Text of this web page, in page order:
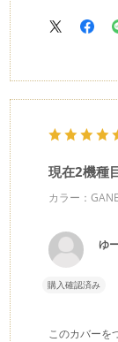
現在2機種
カラー：
ゆ
購入確認済み
このカバーを